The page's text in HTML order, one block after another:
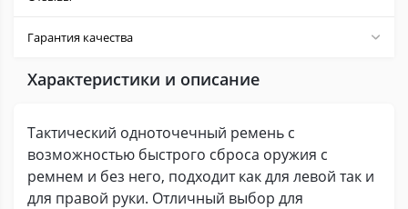
Гарантия качества
Характеристики и описание
Тактический одноточечный ремень с
возможностью быстрого сброса оружия c
ремнем и без него, подходит как для левой так и
для правой руки. Отличный выбор для